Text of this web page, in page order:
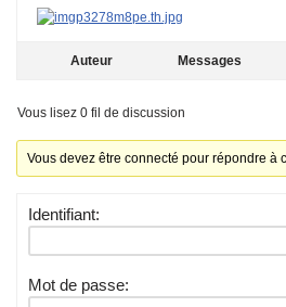
Auteur Messages
Vous lisez 0 fil de discussion
Vous devez être connecté pour répondre à
Identifiant:
Mot de passe: